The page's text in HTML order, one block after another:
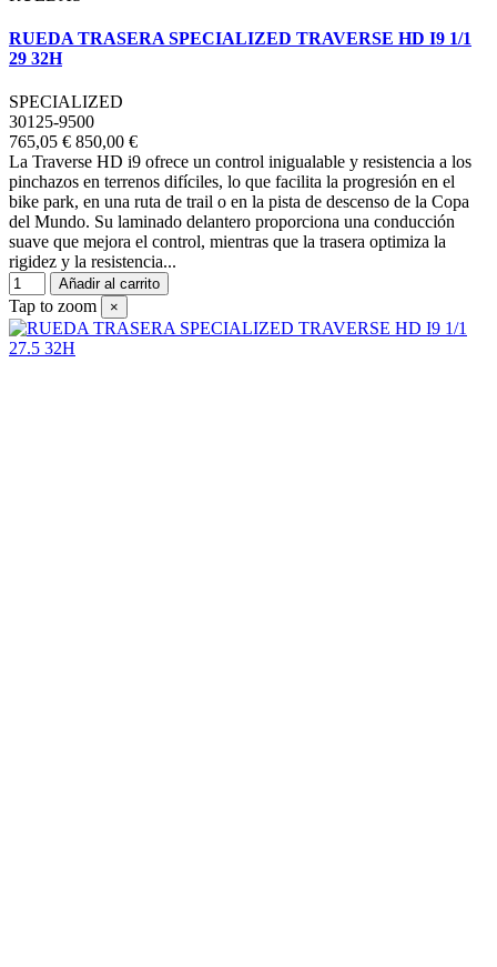
RUEDA TRASERA SPECIALIZED TRAVERSE HD I9 1/1
29 32H
SPECIALIZED
30125-9500
765,05 € 850,00 €
La Traverse HD i9 ofrece un control inigualable y resistencia a los
pinchazos en terrenos difíciles, lo que facilita la progresión en el
bike park, en una ruta de trail o en la pista de descenso de la Copa
del Mundo. Su laminado delantero proporciona una conducción
suave que mejora el control, mientras que la trasera optimiza la
rigidez y la resistencia...
Añadir al carrito
Tap to zoom ×